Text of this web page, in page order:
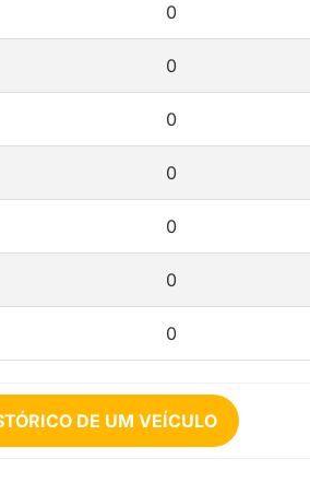
0
0
0
0
0
0
0
DE UM VEÍCULO